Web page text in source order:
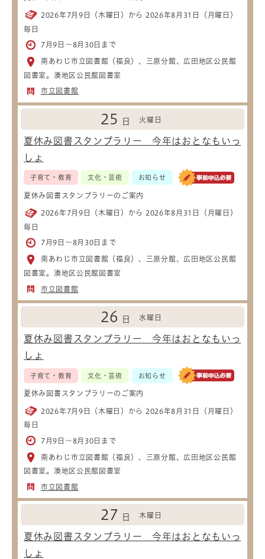
2026年7月9日（木曜日）から 2026年8月31日（月曜日）
毎日
7月9日～8月30日まで
南あわじ市立図書館（福良）、三原分館、広田地区公民館
図書室。湊地区公民館図書室
市立図書館
25 日 火曜日
夏休み図書スタンプラリー 今年はおとなもいっ
しょ
子育て・教育 文化・芸術 お知らせ
夏休み図書スタンプラリーのご案内
2026年7月9日（木曜日）から 2026年8月31日（月曜日）
毎日
7月9日～8月30日まで
南あわじ市立図書館（福良）、三原分館、広田地区公民館
図書室。湊地区公民館図書室
市立図書館
26 日 水曜日
夏休み図書スタンプラリー 今年はおとなもいっ
しょ
子育て・教育 文化・芸術 お知らせ
夏休み図書スタンプラリーのご案内
2026年7月9日（木曜日）から 2026年8月31日（月曜日）
毎日
7月9日～8月30日まで
南あわじ市立図書館（福良）、三原分館、広田地区公民館
図書室。湊地区公民館図書室
市立図書館
27 日 木曜日
夏休み図書スタンプラリー 今年はおとなもいっ
しょ